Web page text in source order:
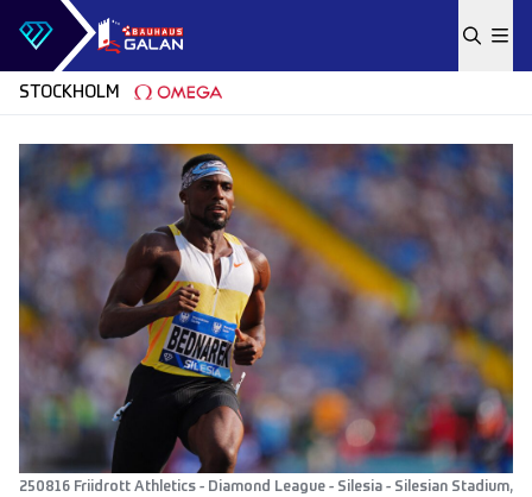
Skip to content
STOCKHOLM
250816 Friidrott Athletics - Diamond League - Silesia - Silesian Stadium,